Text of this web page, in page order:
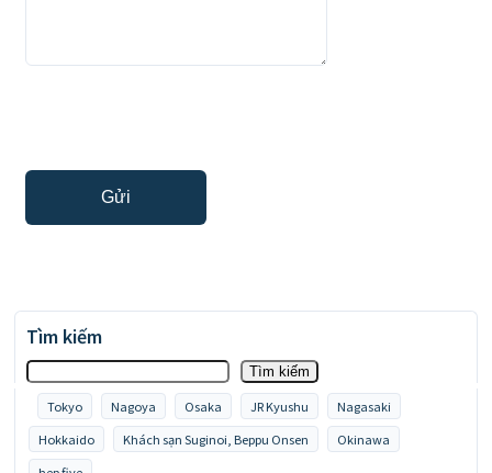
Tìm kiếm
Tìm kiếm
Tokyo Nagoya Osaka JR Kyushu
Nagasaki
Hokkaido
Khách sạn Suginoi, Beppu Onsen
Okinawa